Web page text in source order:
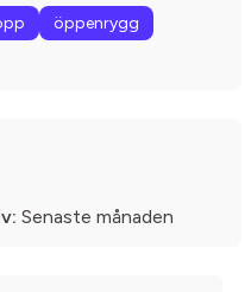
öppenrygg
Senaste månaden